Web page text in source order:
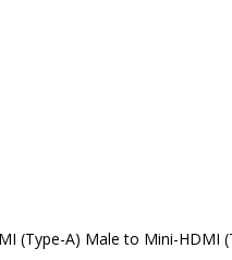
(Type-A) Male to Mini-